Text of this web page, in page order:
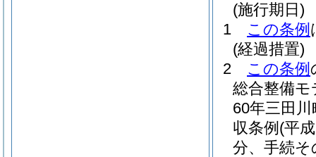
(施行期日)
1
この条例
(経過措置)
2
この条例
総合整備
60年三田
収条例 (平
分、手続